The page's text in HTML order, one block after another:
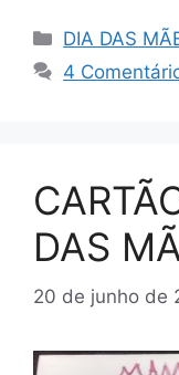
DIA DAS
4
DAS
20 de junho de